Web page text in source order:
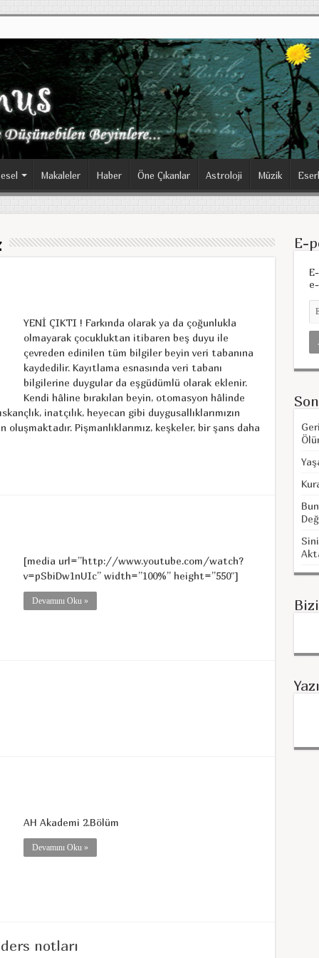
Makaleler Haber Öne Çıkanlar Astroloji Müzik
YENİ ÇIKTI ! Farkında olarak ya da çoğunlukla
olmayarak çocukluktan itibaren beş duyu ile
çevreden edinilen tüm bilgiler beyin veri tabanına
kaydedilir. Kayıtlama esnasında veri tabanı
bilgilerine duygular da eşgüdümlü olarak eklenir.
Kendi hâline bırakılan beyin, otomasyon hâlinde
inatçılık, heyecan gibi duygusallıklarımızın
Pişmanlıklarımız, keşkeler, bir şans daha
[media url=”http://www.youtube.com/watch?
v=pSbiDw1nUIc” width=”100%” height=”550″]
Devamını Oku »
AH Akademi 2.Bölüm
Devamını Oku »
notları
E-
Yazı